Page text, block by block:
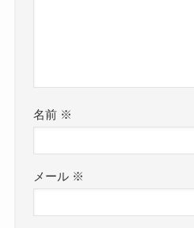
名前 ※
メール ※